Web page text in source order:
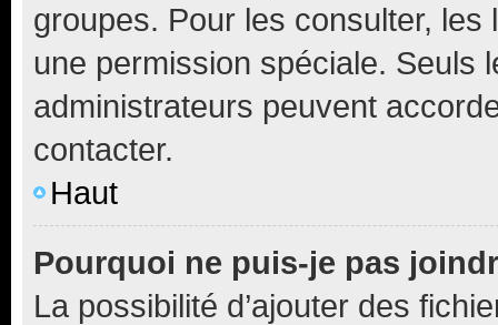
groupes. Pour les consulter,
une permission spéciale. Seuls
administrateurs peuvent
contacter.
Haut
Pourquoi ne puis-je pas
La possibilité d’ajouter des